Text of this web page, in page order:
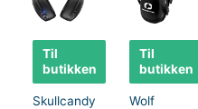
Til
butikken
Skullcandy
Til
butikken
Wolf